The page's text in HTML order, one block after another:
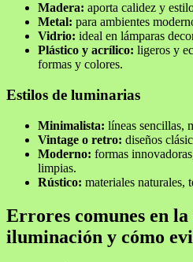
Madera: aporta calidez y
Metal: para ambientes
Vidrio: ideal en lámparas
Plástico y acrílico: ligeros y
formas y colores.
Estilos de luminarias
Minimalista: líneas sencillas,
Vintage o retro: diseños
Moderno: formas
limpias.
Rústico: materiales naturales,
Errores comunes en la
iluminación y cómo